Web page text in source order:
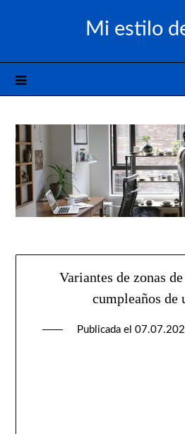
Mi estilo
Variantes de zonas
cumpleaños de
Publicada el